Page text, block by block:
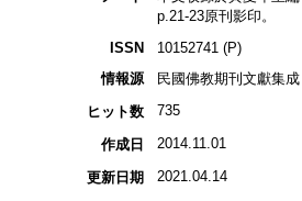
p.21-23原刊影印。
ISSN
10152741 (P)
情報源
民國佛教期刊文獻集
ヒット数
735
作成日 2014.11.01
更新日期 2021.04.14